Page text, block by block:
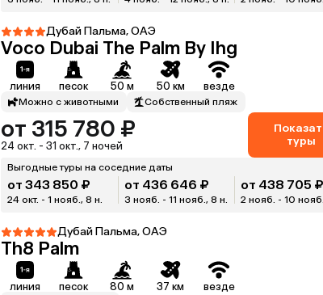
Дубай Пальма, ОАЭ
Voco Dubai The Palm By Ihg
линия песок 50 м 50 км везде
Можно с животными Собственный пляж
от 315 780 ₽
24 окт. - 31 окт., 7 ночей
туры
Выгодные туры на соседние даты
от 343 850 ₽
24 окт. - 1 нояб., 8 н.
от 436 646 ₽
3 нояб. - 11 нояб., 8 н.
от 438 705 ₽
2 нояб. - 10
Дубай Пальма, ОАЭ
Th8 Palm
линия песок 80 м 37 км везде